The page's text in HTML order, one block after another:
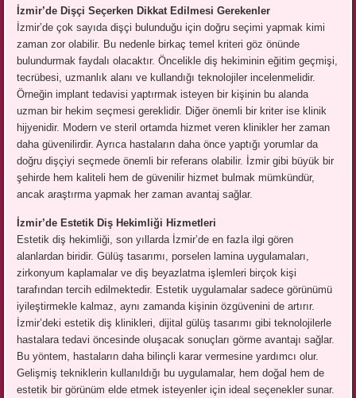
İzmir’de Dişçi Seçerken Dikkat Edilmesi Gerekenler
İzmir’de çok sayıda dişçi bulunduğu için doğru seçimi yapmak kimi
zaman zor olabilir. Bu nedenle birkaç temel kriteri göz önünde
bulundurmak faydalı olacaktır. Öncelikle diş hekiminin eğitim geçmişi,
tecrübesi, uzmanlık alanı ve kullandığı teknolojiler incelenmelidir.
Örneğin implant tedavisi yaptırmak isteyen bir kişinin bu alanda
uzman bir hekim seçmesi gereklidir. Diğer önemli bir kriter ise klinik
hijyenidir. Modern ve steril ortamda hizmet veren klinikler her zaman
daha güvenilirdir. Ayrıca hastaların daha önce yaptığı yorumlar da
doğru dişçiyi seçmede önemli bir referans olabilir. İzmir gibi büyük bir
şehirde hem kaliteli hem de güvenilir hizmet bulmak mümkündür,
ancak araştırma yapmak her zaman avantaj sağlar.
İzmir’de Estetik Diş Hekimliği Hizmetleri
Estetik diş hekimliği, son yıllarda İzmir’de en fazla ilgi gören
alanlardan biridir. Gülüş tasarımı, porselen lamina uygulamaları,
zirkonyum kaplamalar ve diş beyazlatma işlemleri birçok kişi
tarafından tercih edilmektedir. Estetik uygulamalar sadece görünümü
iyileştirmekle kalmaz, aynı zamanda kişinin özgüvenini de artırır.
İzmir’deki estetik diş klinikleri, dijital gülüş tasarımı gibi teknolojilerle
hastalara tedavi öncesinde oluşacak sonuçları görme avantajı sağlar.
Bu yöntem, hastaların daha bilinçli karar vermesine yardımcı olur.
Gelişmiş tekniklerin kullanıldığı bu uygulamalar, hem doğal hem de
estetik bir görünüm elde etmek isteyenler için ideal seçenekler sunar.